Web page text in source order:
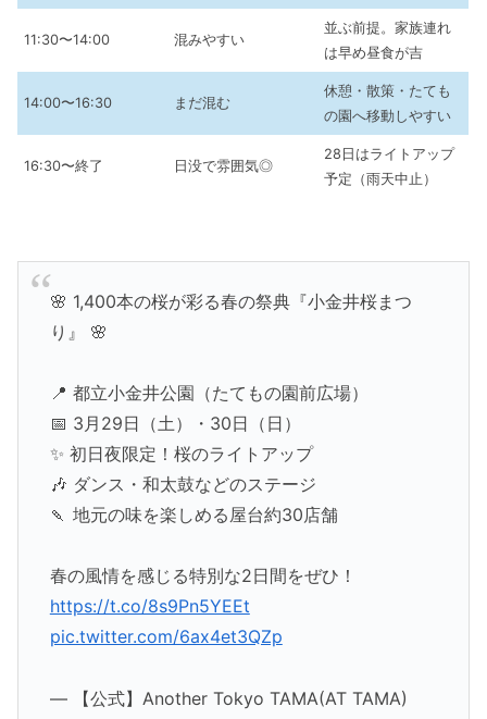
11:30〜14:00 混みやすい
並ぶ前提。家族連れ
は早め昼食が吉
14:00〜16:30 まだ混む
休憩・散策・たても
の園へ移動しやすい
16:30〜終了 日没で雰囲気◎
28日はライトアップ
予定（雨天中止）
🌸 1,400本の桜が彩る春の祭典『小金井桜まつ
り』 🌸
📍 都立小金井公園（たてもの園前広場）
📅 3月29日（土）・30日（日）
✨ 初日夜限定！桜のライトアップ
🎶 ダンス・和太鼓などのステージ
🍡 地元の味を楽しめる屋台約30店舗
春の風情を感じる特別な2日間をぜひ！
https://t.co/8s9Pn5YEEt
pic.twitter.com/6ax4et3QZp
— 【公式】Another Tokyo TAMA(AT TAMA)